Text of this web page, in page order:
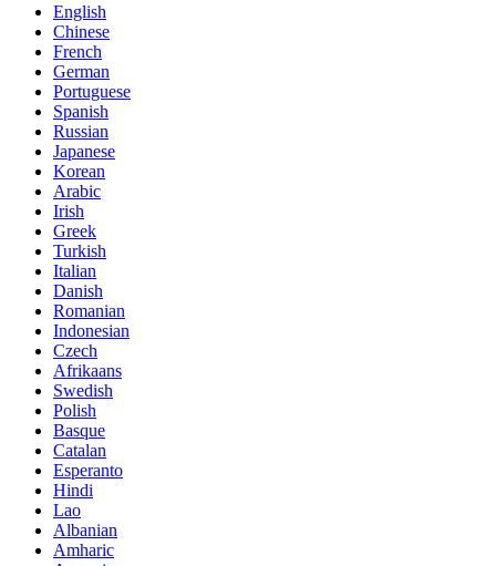
English
Chinese
French
German
Portuguese
Spanish
Russian
Japanese
Korean
Arabic
Irish
Greek
Turkish
Italian
Danish
Romanian
Indonesian
Czech
Afrikaans
Swedish
Polish
Basque
Catalan
Esperanto
Hindi
Lao
Albanian
Amharic